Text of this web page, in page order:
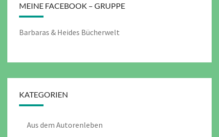
MEINE FACEBOOK – GRUPPE
Barbaras & Heides Bücherwelt
KATEGORIEN
Aus dem Autorenleben